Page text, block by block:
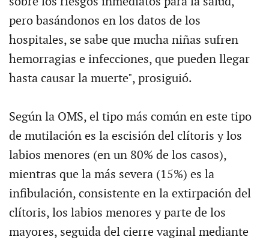
pero basándonos en los datos de los
hospitales, se sabe que mucha niñas sufren
hemorragias e infecciones, que pueden llegar
hasta causar la muerte", prosiguió.
Según la OMS, el tipo más común en este tipo
de mutilación es la escisión del clítoris y los
labios menores (en un 80% de los casos),
mientras que la más severa (15%) es la
infibulación, consistente en la extirpación del
clítoris, los labios menores y parte de los
mayores, seguida del cierre vaginal mediante